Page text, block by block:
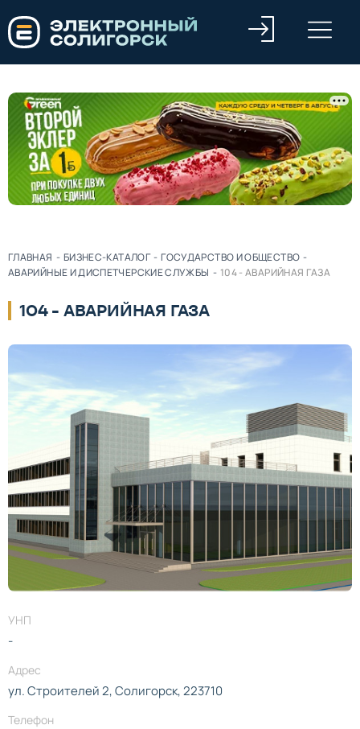
ГЛАВНАЯ - БИЗНЕС-КАТАЛОГ - ГОСУДАРСТВО И ОБЩЕСТВО -
АВАРИЙНЫЕ И ДИСПЕТЧЕРСКИЕ СЛУЖБЫ - 104 - АВАРИЙНАЯ ГАЗА
104 - АВАРИЙНАЯ ГАЗА
УНП
-
Адрес
ул. Строителей 2, Солигорск, 223710
Телефон